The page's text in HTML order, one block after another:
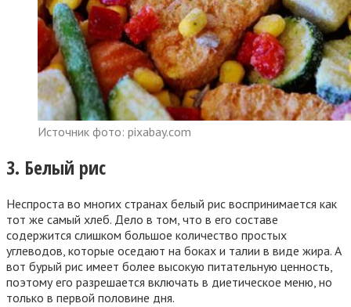
Источник фото: pixabay.com
3. Белый рис
Неспроста во многих странах белый рис воспринимается как
тот же самый хлеб. Дело в том, что в его составе
содержится слишком большое количество простых
углеводов, которые оседают на боках и талии в виде жира. А
вот бурый рис имеет более высокую питательную ценность,
поэтому его разрешается включать в диетическое меню, но
только в первой половине дня.